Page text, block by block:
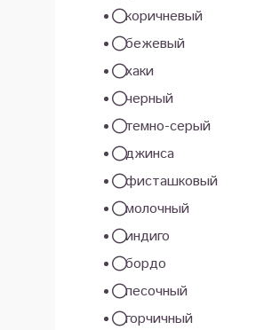
коричневый
бежевый
хаки
черный
темно-серый
джинса
фисташковый
молочный
индиго
бордо
песочный
горчичный